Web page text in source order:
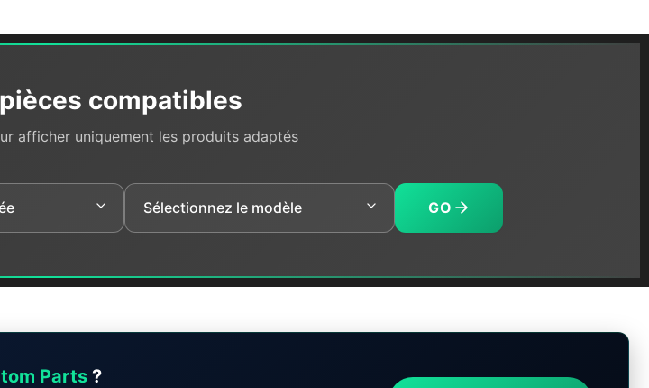
compatibles
afficher uniquement les produits adaptés
GO
Parts ?